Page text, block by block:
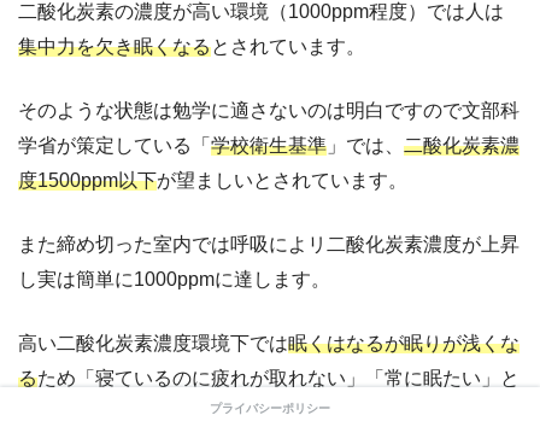
二酸化炭素の濃度が高い環境（1000ppm程度）では人は
集中力を欠き眠くなるとされています。
そのような状態は勉学に適さないのは明白ですので文部科
学省が策定している「 学校衛生基準 」では、 二酸化炭素濃
度1500ppm以下が望ましいとされています。
また締め切った室内では呼吸によリ二酸化炭素濃度が上昇
し実は簡単に1000ppmに達します。
高い二酸化炭素濃度環境下では眠くはなるが眠りが浅くな
るため「寝ているのに疲れが取れない」「常に眠たい」と
いうような症状が出ることがあります。
プライバシーポリシー